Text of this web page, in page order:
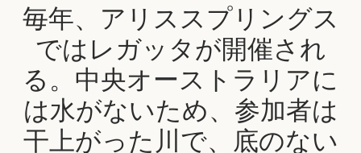
毎年、アリススプリングス
ではレガッタが開催され
る。中央オーストラリアに
は水がないため、参加者は
干上がった川で、底のない